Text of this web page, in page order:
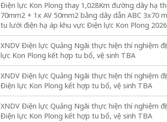
Điện lực Kon Plong thay 1,028Km đường dây hạ
70mm2 + 1x AV 50mm2 bằng dây dẫn ABC 3x70
tu lưới điện hạ áp khu vực Điện lực Kon Plong
XNDV Điện lực Quảng Ngãi thực hiện thí nghiệm
lực Kon Plong kết hợp tu bổ, vệ sinh TBA
XNDV Điện lực Quảng Ngãi thực hiện thí nghiệm
Điện lực Kon Plong kết hợp tu bổ, vệ sinh TBA
XNDV Điện lực Quảng Ngãi thực hiện thí nghiệm
Điện lực Kon Plong kết hợp tu bổ, vệ sinh TBA